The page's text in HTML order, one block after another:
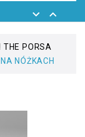
 
THE PORSA
NÓŻKACH